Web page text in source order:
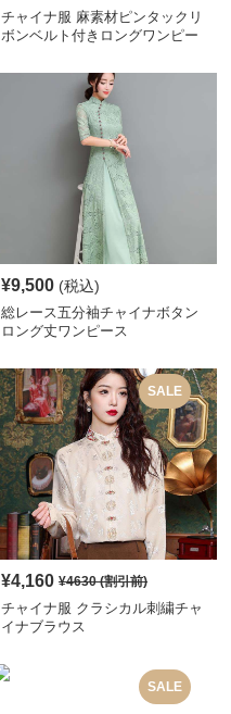
チャイナ服 麻素材ピンタックリ
ボンベルト付きロングワンピー
¥9,500 (税込)
総レース五分袖チャイナボタン
ロング丈ワンピース
SALE
¥4,160 ¥4630(割引前)
チャイナ服 クラシカル刺繍チャ
イナブラウス
SALE